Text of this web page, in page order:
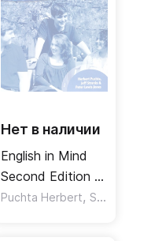
Нет в наличии
English in Mind
Second Edition 5
Workbook
Puchta Herbert, Stranks Jeff